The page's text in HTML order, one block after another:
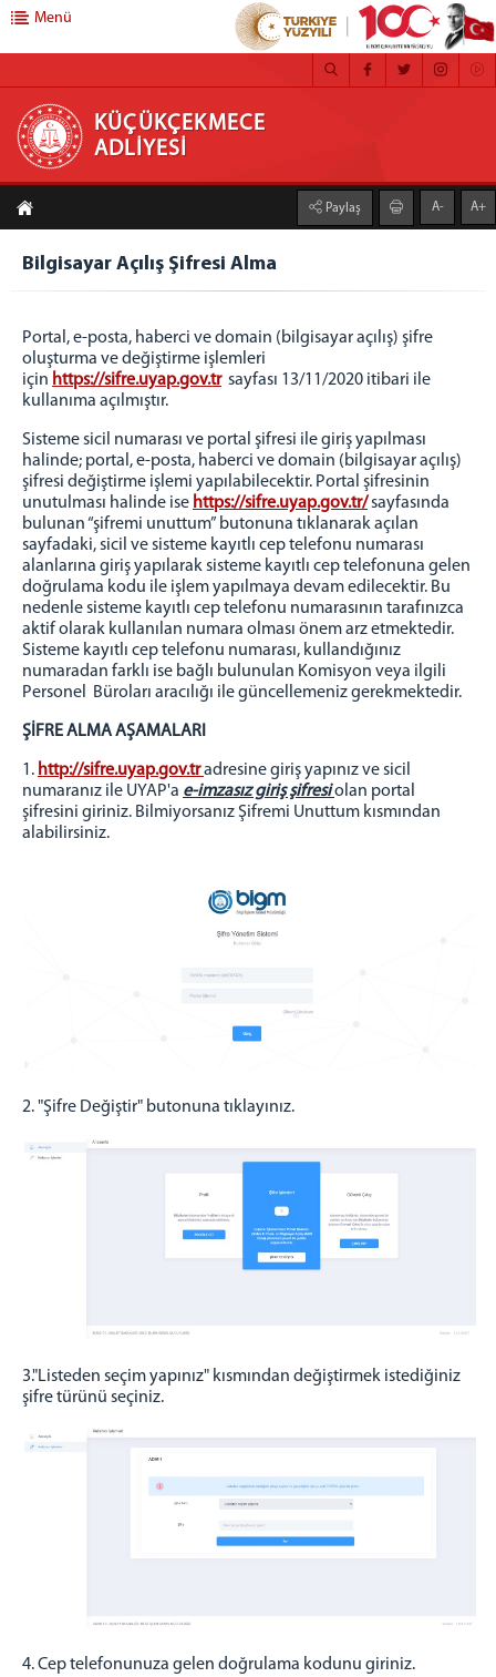
KÜÇÜKÇEKMECE ADLİYESİ
ANASAYFA
ADLİYEMİZ
Küçükçekmece Adalet Sarayı
Birimlerimiz
Ceza Mahkemeleri
Hukuk Mahkemeleri
Bürolar ve Diğer Birimler
İcra Müdürlükleri
Uzlaştırma Bürosu
Uzlaştırma Şablonları
Adliyemizden Görüntüler
BAŞSAVCILIK
Cumhuriyet Başsavcısı
Cumhuriyet Başsavcı Vekili
İdari İşler Müdürlüğü
Adalet Komisyonu Başkanı
Adalet Komisyonu Üyesi
Adalet Komisyonu Yedek Üyesi
BİLGİ İŞLEM ŞEFLİĞİ
Menü
KÜÇÜKÇEKMECE
ADLİYESİ
Paylaş A- A+
Bilgisayar Açılış Şifresi Alma
Portal, e-posta, haberci ve domain (bilgisayar açılış) şifre
oluşturma ve değiştirme işlemleri
için https://sifre.uyap.gov.tr sayfası 13/11/2020 itibari ile
kullanıma açılmıştır.
Sisteme sicil numarası ve portal şifresi ile giriş yapılması
halinde; portal, e-posta, haberci ve domain (bilgisayar açılış)
şifresi değiştirme işlemi yapılabilecektir. Portal şifresinin
unutulması halinde ise https://sifre.uyap.gov.tr/sayfasında
bulunan “şifremi unuttum” butonuna tıklanarak açılan
sayfadaki, sicil ve sisteme kayıtlı cep telefonu numarası
alanlarına giriş yapılarak sisteme kayıtlı cep telefonuna gelen
doğrulama kodu ile işlem yapılmaya devam edilecektir. Bu
nedenle sisteme kayıtlı cep telefonu numarasının tarafınızca
aktif olarak kullanılan numara olması önem arz etmektedir.
Sisteme kayıtlı cep telefonu numarası, kullandığınız
numaradan farklı ise bağlı bulunulan Komisyon veya ilgili
Personel Büroları aracılığı ile güncellemeniz gerekmektedir.
ŞİFRE ALMA AŞAMALARI
1. http://sifre.uyap.gov.tradresine giriş yapınız ve sicil
numaranız ile UYAP'a e-imzasız giriş şifresiolan portal
şifresini giriniz. Bilmiyorsanız Şifremi Unuttum kısmından
alabilirsiniz.
2. "Şifre Değiştir" butonuna tıklayınız.
3."Listeden seçim yapınız" kısmından değiştirmek istediğiniz
şifre türünü seçiniz.
4. Cep telefonunuza gelen doğrulama kodunu giriniz.